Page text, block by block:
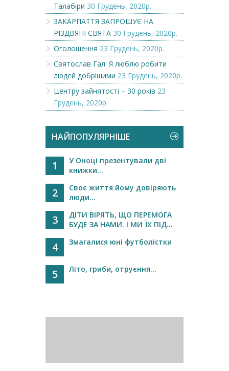
Талабіри 30 Грудень, 2020р.
ЗАКАРПАТТЯ ЗАПРОШУЄ НА
РІЗДВЯНІ СВЯТА 30 Грудень, 2020р.
Оголошення 23 Грудень, 2020р.
Святослав Гал: Я люблю робити
людей добрішими 23 Грудень, 2020р.
Центру зайнятості – 30 років 23
Грудень, 2020р.
НАЙПОПУЛЯРНІШЕ
1
У Оноці презентували дві
книжки...
2
Своє життя йому довіряють
люди...
3
ДІТИ ВІРЯТЬ, ЩО ПЕРЕМОГА
БУДЕ ЗА НАМИ. І МИ ЇХ ПІД...
4 Змагалися юні футболістки
5 Літо, гриби, отруєння…